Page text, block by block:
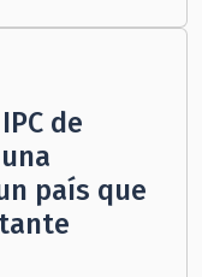
de
país que